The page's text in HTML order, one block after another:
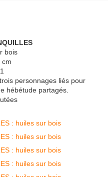
bois
cm
personnages liés pour
hébétude partagés.